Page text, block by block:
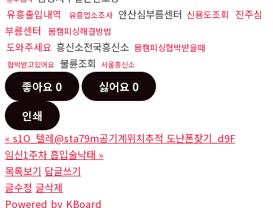
유흥출입내역
유흥업소조사 안산심부름센터 신용도조회
진주심
부름센터
몸캠피싱해결방법
도와주세요 흥신소전국흥신소 몸캠피싱협박받을때
협박받고있어요 불륜조회 서울흥신소
좋아요 0 싫어요 0
인쇄
« s1O_텔레@sta79m공기계위치추적 도난폰찾기_d9F
임신1주차 흡입술낙­태 »
목록보기 답글쓰기
글수정 글삭제
Powered by KBoard